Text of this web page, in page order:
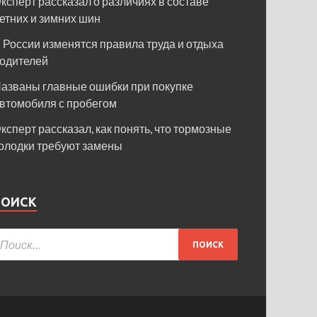
и зимних шин
России изменятся правила труда и отдыха
главные ошибки при покупке
с пробегом
рассказал, как понять, что тормозные
требуют замены